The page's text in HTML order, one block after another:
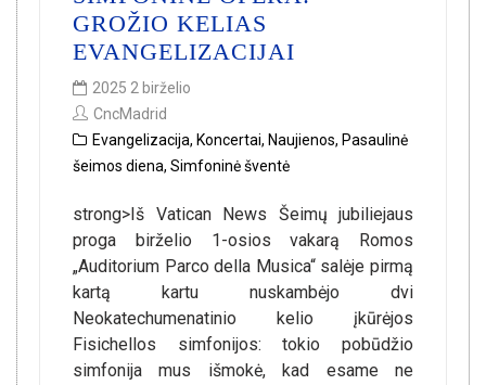
GROŽIO KELIAS
EVANGELIZACIJAI
2025 2 birželio
CncMadrid
Evangelizacija, Koncertai, Naujienos, Pasaulinė
šeimos diena, Simfoninė šventė
strong>Iš Vatican News Šeimų jubiliejaus
proga birželio 1-osios vakarą Romos
„Auditorium Parco della Musica“ salėje pirmą
kartą kartu nuskambėjo dvi
Neokatechumenatinio kelio įkūrėjos
Fisichellos simfonijos: tokio pobūdžio
simfonija mus išmokė, kad esame ne